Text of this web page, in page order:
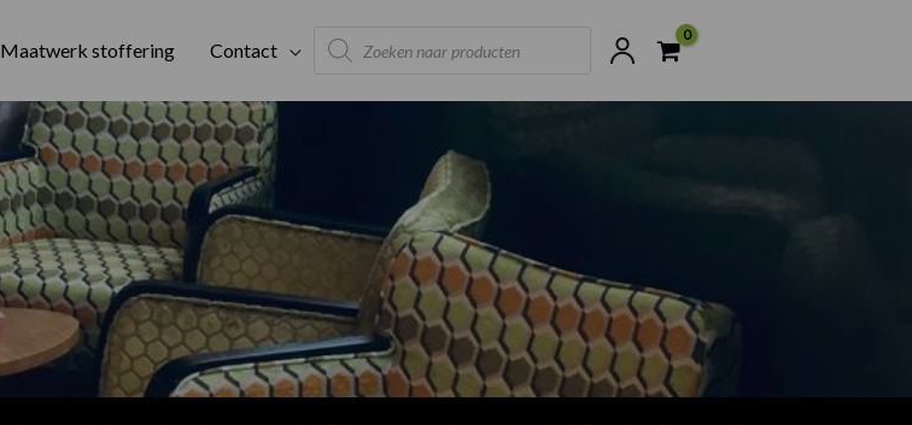
Maatwerk stoffering Contact
Products
search